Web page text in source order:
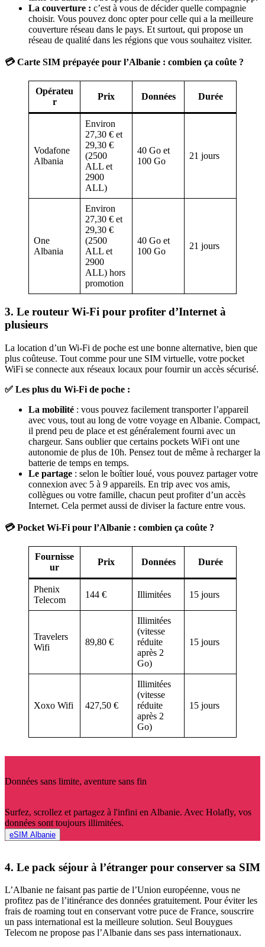
La couverture : c’est à vous de décider quelle compagnie
choisir. Vous pouvez donc opter pour celle qui a la meilleure
couverture réseau dans le pays. Et surtout, qui propose un
réseau de qualité dans les régions que vous souhaitez visiter.
💳 Carte SIM prépayée pour l’Albanie : combien ça coûte ?
Opérateu
r
Prix Données Durée
Vodafone
Albania
Environ
27,30 € et
29,30 €
(2500
ALL et
2900
ALL)
40 Go et
100 Go
21 jours
One
Albania
Environ
27,30 € et
29,30 €
(2500
ALL et
2900
ALL) hors
promotion
40 Go et
100 Go
21 jours
3. Le routeur Wi-Fi pour profiter d’Internet à
plusieurs
La location d’un Wi-Fi de poche est une bonne alternative, bien que
plus coûteuse. Tout comme pour une SIM virtuelle, votre pocket
WiFi se connecte aux réseaux locaux pour fournir un accès sécurisé.
✅ Les plus du Wi-Fi de poche :
La mobilité : vous pouvez facilement transporter l’appareil
avec vous, tout au long de votre voyage en Albanie. Compact,
il prend peu de place et est généralement fourni avec un
chargeur. Sans oublier que certains pockets WiFi ont une
autonomie de plus de 10h. Pensez tout de même à recharger la
batterie de temps en temps.
Le partage : selon le boîtier loué, vous pouvez partager votre
connexion avec 5 à 9 appareils. En trip avec vos amis,
collègues ou votre famille, chacun peut profiter d’un accès
Internet. Cela permet aussi de diviser la facture entre vous.
💳 Pocket Wi-Fi pour l’Albanie : combien ça coûte ?
Fournisse
ur
Prix Données Durée
Phenix
Telecom
144 € Illimitées 15 jours
Travelers
Wifi
89,80 €
Illimitées
(vitesse
réduite
après 2
Go)
15 jours
Xoxo Wifi 427,50 €
Illimitées
(vitesse
réduite
après 2
Go)
15 jours
Données sans limite, aventure sans fin
Surfez, scrollez et partagez à l'infini en Albanie. Avec Holafly, vos
données sont toujours illimitées.
eSIM Albanie
4. Le pack séjour à l’étranger pour conserver sa SIM
L’Albanie ne faisant pas partie de l’Union européenne, vous ne
profitez pas de l’itinérance des données gratuitement. Pour éviter les
frais de roaming tout en conservant votre puce de France, souscrire
un pass international est la meilleure solution. Seul Bouygues
Telecom ne propose pas l’Albanie dans ses pass internationaux.